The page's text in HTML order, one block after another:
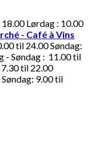
Lørdag : 10.00
- Café à Vins
til 24.00 Søndag:
- Søndag : 11.00 til
til 22.00
9.00 til